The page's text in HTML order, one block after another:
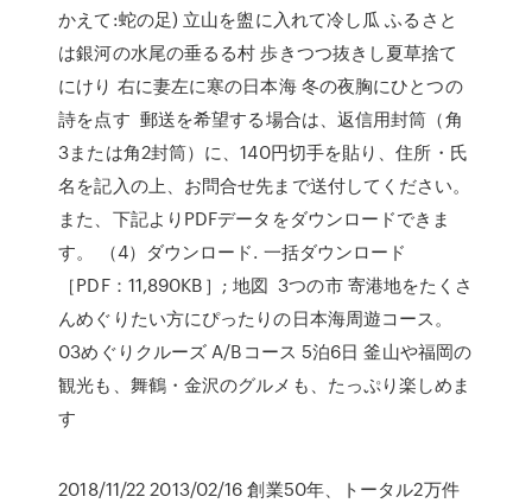
かえて:蛇の足) 立山を盥に入れて冷し瓜 ふるさと
は銀河の水尾の垂るる村 歩きつつ抜きし夏草捨て
にけり 右に妻左に寒の日本海 冬の夜胸にひとつの
詩を点す 郵送を希望する場合は、返信用封筒（角
3または角2封筒）に、140円切手を貼り、住所・氏
名を記入の上、お問合せ先まで送付してください。
また、下記よりPDFデータをダウンロードできま
す。 （4）ダウンロード. 一括ダウンロード
［PDF：11,890KB］; 地図 3つの市 寄港地をたくさ
んめぐりたい方にぴったりの日本海周遊コース。
03めぐりクルーズ A/Bコース 5泊6日 釜山や福岡の
観光も、舞鶴・金沢のグルメも、たっぷり楽しめま
す
2018/11/22 2013/02/16 創業50年、トータル2万件